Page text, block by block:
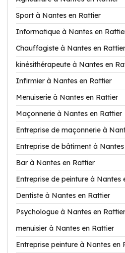
Sport à Nantes en Rattier
Informatique à Nantes en
Chauffagiste à Nantes en Rattier
kinésithérapeute à Nantes en
Infirmier à Nantes en Rattier
Menuiserie à Nantes en Rattier
Maçonnerie à Nantes en Rattier
Entreprise de maçonnerie à
Entreprise de bâtiment à
Bar à Nantes en Rattier
Entreprise de peinture à Nantes
Dentiste à Nantes en Rattier
Psychologue à Nantes en Rattier
menuisier à Nantes en Rattier
Entreprise peinture à Nantes en